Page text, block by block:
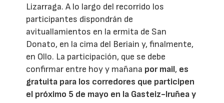
Lizarraga. A lo largo del recorrido los
participantes dispondrán de
avituallamientos en la ermita de San
Donato, en la cima del Beriain y, finalmente,
en Ollo. La participación, que se debe
confirmar entre hoy y mañana por mail, es
gratuita para los corredores que participen
el próximo 5 de mayo en la Gasteiz-Iruñea y